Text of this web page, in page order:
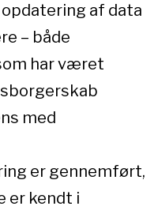
af data
– både
har været
med
er gennemført,
er kendt i